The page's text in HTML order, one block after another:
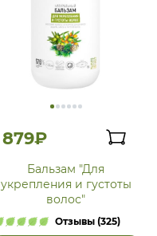
879₽
Бальзам "Для
укрепления и густоты
волос"
Отзывы (325)